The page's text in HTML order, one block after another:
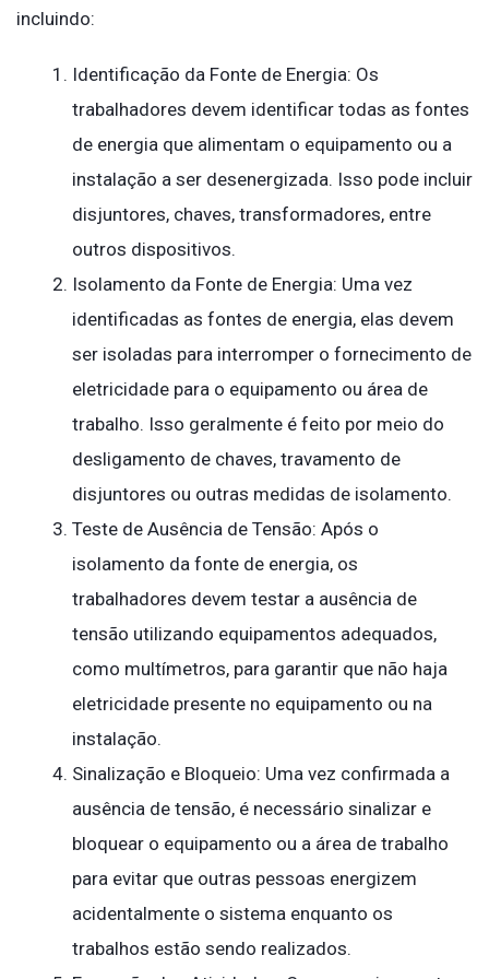
incluindo:
Identificação da Fonte de Energia: Os
trabalhadores devem identificar todas as fontes
de energia que alimentam o equipamento ou a
instalação a ser desenergizada. Isso pode incluir
disjuntores, chaves, transformadores, entre
outros dispositivos.
Isolamento da Fonte de Energia: Uma vez
identificadas as fontes de energia, elas devem
ser isoladas para interromper o fornecimento de
eletricidade para o equipamento ou área de
trabalho. Isso geralmente é feito por meio do
desligamento de chaves, travamento de
disjuntores ou outras medidas de isolamento.
Teste de Ausência de Tensão: Após o
isolamento da fonte de energia, os
trabalhadores devem testar a ausência de
tensão utilizando equipamentos adequados,
como multímetros, para garantir que não haja
eletricidade presente no equipamento ou na
instalação.
Sinalização e Bloqueio: Uma vez confirmada a
ausência de tensão, é necessário sinalizar e
bloquear o equipamento ou a área de trabalho
para evitar que outras pessoas energizem
acidentalmente o sistema enquanto os
trabalhos estão sendo realizados.